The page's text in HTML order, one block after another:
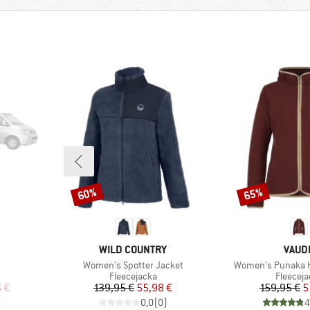
pris
€
VARUMÄRKE
WILD COUNTRY
Produkter
Women's Spotter Jacket
Produktgrupp
Fleecejacka
Pris
139,95 €Reducerat pris
55,98 €
0,0(0)
Rabatt
60%
Produkter
Women's Punaka
159,95 €
Rabatt
65%